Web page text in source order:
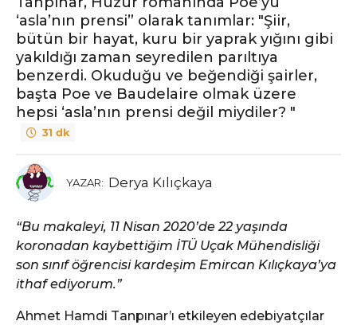
‘asla’nın prensi” olarak tanımlar: "Şiir,
bütün bir hayat, kuru bir yaprak yığını gibi
yakıldığı zaman seyredilen parıltıya
benzerdi. Okuduğu ve beğendiği şairler,
başta Poe ve Baudelaire olmak üzere
hepsi ‘asla’nın prensi değil miydiler? "
31 dk
YAZAR: Derya Kılıçkaya
“Bu makaleyi, 11 Nisan 2020’de 22 yaşında
koronadan kaybettiğim İTÜ Uçak Mühendisliği
son sınıf öğrencisi kardeşim Emircan Kılıçkaya’ya
ithaf ediyorum.”
Ahmet Hamdi Tanpınar’ı etkileyen edebiyatçılar